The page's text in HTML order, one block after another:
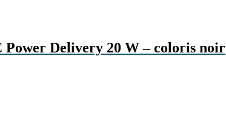
Power Delivery 20 W – coloris noir